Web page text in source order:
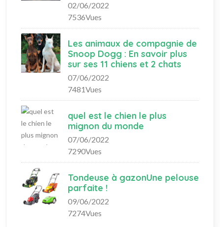
02/06/2022
7536Vues
Les animaux de compagnie de
Snoop Dogg : En savoir plus
sur ses 11 chiens et 2 chats
07/06/2022
7481Vues
quel est le chien le plus
mignon du monde
07/06/2022
7290Vues
Tondeuse à gazonUne pelouse
parfaite !
09/06/2022
7274Vues